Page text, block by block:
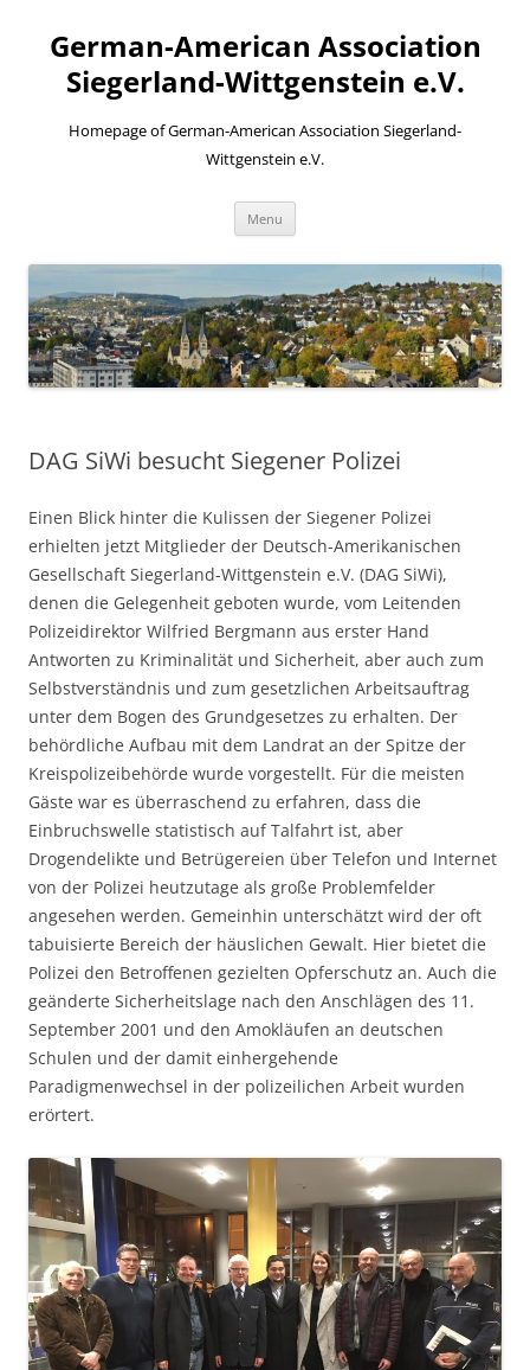
content
German-American Association
Siegerland-Wittgenstein e.V.
Homepage of German-American Association Siegerland-
Wittgenstein e.V.
Menu
DAG SiWi besucht Siegener Polizei
Einen Blick hinter die Kulissen der Siegener Polizei
erhielten jetzt Mitglieder der Deutsch-Amerikanischen
Gesellschaft Siegerland-Wittgenstein e.V. (DAG SiWi),
denen die Gelegenheit geboten wurde, vom Leitenden
Polizeidirektor Wilfried Bergmann aus erster Hand
Antworten zu Kriminalität und Sicherheit, aber auch zum
Selbstverständnis und zum gesetzlichen Arbeitsauftrag
unter dem Bogen des Grundgesetzes zu erhalten. Der
behördliche Aufbau mit dem Landrat an der Spitze der
Kreispolizeibehörde wurde vorgestellt. Für die meisten
Gäste war es überraschend zu erfahren, dass die
Einbruchswelle statistisch auf Talfahrt ist, aber
Drogendelikte und Betrügereien über Telefon und Internet
von der Polizei heutzutage als große Problemfelder
angesehen werden. Gemeinhin unterschätzt wird der oft
tabuisierte Bereich der häuslichen Gewalt. Hier bietet die
Polizei den Betroffenen gezielten Opferschutz an. Auch die
geänderte Sicherheitslage nach den Anschlägen des 11.
September 2001 und den Amokläufen an deutschen
Schulen und der damit einhergehende
Paradigmenwechsel in der polizeilichen Arbeit wurden
erörtert.